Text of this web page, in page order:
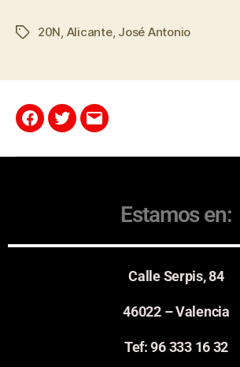
20N, Alicante, José Antonio
Estamos en:
Calle Serpis, 84
46022 – Valencia
Tef: 96 333 16 32